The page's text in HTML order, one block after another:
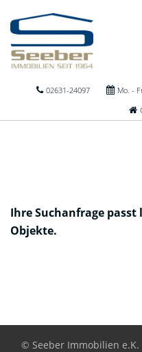
02631-24097 Mo. -
Ihre Suchanfrage
Objekte.
© Seeber Immobilien e.K.